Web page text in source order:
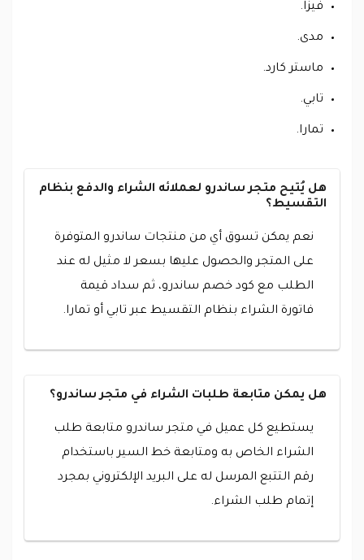
فيزا.
مدى.
ماستر كارد.
تابي.
تمارا.
هل يُتيح متجر ساندرو لعملائه الشراء والدفع بنظام
التقسيط؟
نعم يمكن تسوق أي من منتجات ساندرو المتوفرة
على المتجر والحصول عليها بسعر لا مثيل له عند
الطلب مع كود خصم ساندرو، ثم سداد قيمة
فاتورة الشراء بنظام التقسيط عبر تابي أو تمارا.
هل يمكن متابعة طلبات الشراء في متجر ساندرو؟
يستطيع كل عميل في متجر ساندرو متابعة طلب
الشراء الخاص به ومتابعة خط السير باستخدام
رقم التتبع المرسل له على البريد الإلكتروني بمجرد
إتمام طلب الشراء.